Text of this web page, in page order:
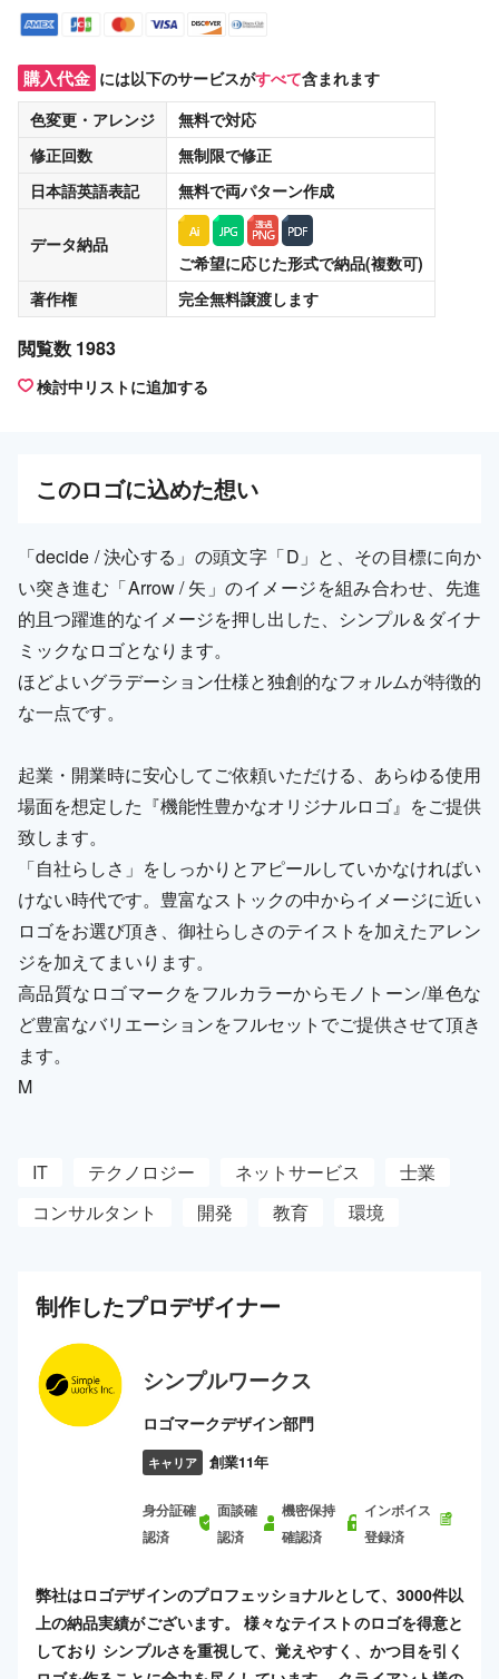
購入代金 には以下のサービスがすべて含まれます
色変更・アレンジ
無料で対応
修正回数
無制限で修正
日本語英語表記
無料で両パターン作成
データ納品
ご希望に応じた形式で納品(複数可)
著作権
完全無料譲渡します
閲覧数 1983
検討中リストに追加する
このロゴに込めた想い
「decide / 決心する」の頭文字「D」と、その目標に向か
い突き進む「Arrow / 矢」のイメージを組み合わせ、先進
的且つ躍進的なイメージを押し出した、シンプル＆ダイナ
ミックなロゴとなります。
ほどよいグラデーション仕様と独創的なフォルムが特徴的
な一点です。
起業・開業時に安心してご依頼いただける、あらゆる使用
場面を想定した『機能性豊かなオリジナルロゴ』をご提供
致します。
「自社らしさ」をしっかりとアピールしていかなければい
けない時代です。豊富なストックの中からイメージに近い
ロゴをお選び頂き、御社らしさのテイストを加えたアレン
ジを加えてまいります。
高品質なロゴマークをフルカラーからモノトーン/単色な
ど豊富なバリエーションをフルセットでご提供させて頂き
ます。
M
IT テクノロジー ネットサービス
士業
コンサルタント
開発 教育 環境
制作したプロデザイナー
シンプルワークス
ロゴマークデザイン部門
キャリア 創業11年
身分証確
認済
面談確
認済
機密保持
確認済
インボイス
登録済
弊社はロゴデザインのプロフェッショナルとして、3000件以
上の納品実績がございます。 様々なテイストのロゴを得意と
しており シンプルさを重視して、覚えやすく、かつ目を引く